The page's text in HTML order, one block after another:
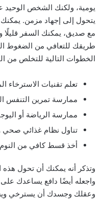
يومية، ولكنك الشخص الوحيد
يتحول إلى إجهاد مزمن.
مع صديق، يمكنك السفر قليلًا
طريقك للتعافي من الضغوط
الخطوات التالية للتخلص من
تعلم تقنيات الاسترخاء
ممارسة تمرين التنفس
ممارسة الرياضة أو
تناول نظام غذائي صحي
أخذ قسط كافي من النوم
وتذكر أنه يمكنك أن تحول
واجعله أيضًا دافع يساعدك
وعقلك وجسدك أن يسترخي